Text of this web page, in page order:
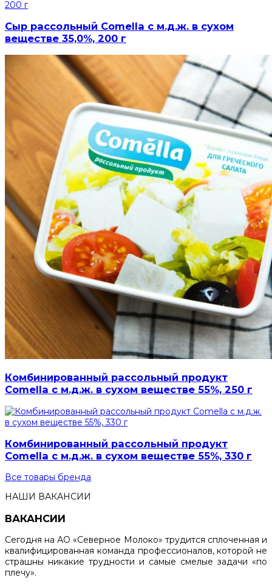
Сыр рассольный Comella с м.д.ж. в сухом
веществе 35,0%, 200 г
Комбинированный рассольный продукт
Comella с м.д.ж. в сухом веществе 55%, 250 г
Комбинированный рассольный продукт
Comella с м.д.ж. в сухом веществе 55%, 330 г
Все товары бренда
НАШИ ВАКАНСИИ
ВАКАНСИИ
Сегодня на АО «Северное Молоко» трудится сплоченная и
квалифицированная команда профессионалов, которой не
страшны никакие трудности и самые смелые задачи «по
плечу».